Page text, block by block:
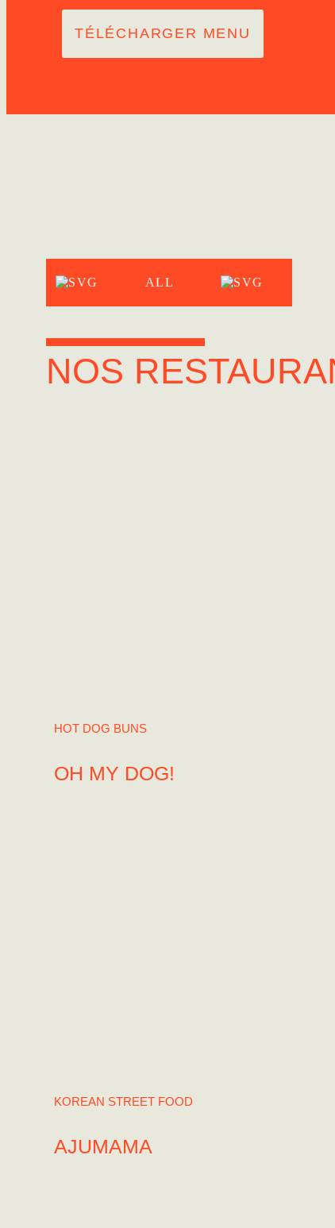
TÉLÉCHARGER MENU
ALL
NOS
HOT DOG BUNS
OH MY DOG!
KOREAN STREET FOOD
AJUMAMA